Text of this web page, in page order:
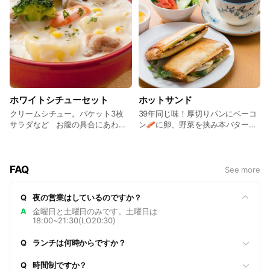
ホワイトシチューセット
クリームシチュー。バケット3枚
サラダなど お腹の具合にあわせ
ホットサンド
39年同じ味！厚切りパンにベーコ
ン🥓に卵、野菜を挟み本バターで
FAQ See more
Q
夜の営業はしているのですか？
A
金曜日と土曜日のみです。土曜日は
18:00~21:30(LO20:30)
Q ランチは何時からですか？
Q 時間制ですか？